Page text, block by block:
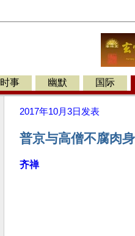
时事 幽默 国际
2017年10月3日 发表
普京与高僧不腐肉
齐禅